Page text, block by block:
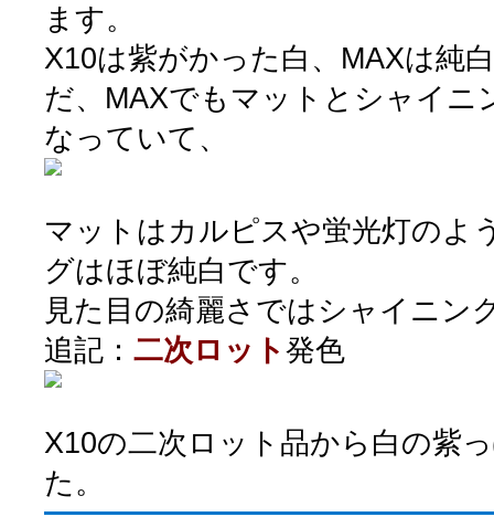
ます。
X10は紫がかった白、MAXは純
だ、MAXでもマットとシャイニ
なっていて、
マットはカルピスや蛍光灯のよ
グはほぼ純白です。
見た目の綺麗さではシャイニン
追記： 二次ロット発色
X10の二次ロット品から白の紫
た。